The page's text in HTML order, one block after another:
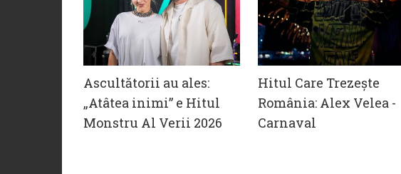
Ascultătorii au ales:
„Atâtea inimi” e Hitul
Monstru Al Verii 2026
Hitul Care Trezește
România: Alex Velea -
Carnaval